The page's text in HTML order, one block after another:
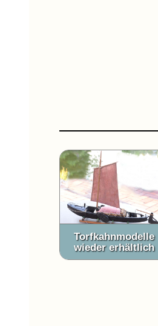
Torfkahnmodelle
wieder erhältlich